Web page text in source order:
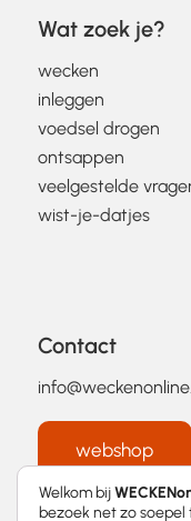
Wat zoek je?
wecken
inleggen
voedsel drogen
ontsappen
veelgestelde
wist-je-datjes
Contact
webshop
Welkom bij
bezoek net zo